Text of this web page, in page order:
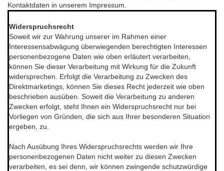
Kontaktdaten in unserem Impressum.
Widerspruchsrecht
Soweit wir zur Wahrung unserer im Rahmen einer
Interessensabwägung überwiegenden berechtigten Interessen
personenbezogene Daten wie oben erläutert verarbeiten,
können Sie dieser Verarbeitung mit Wirkung für die Zukunft
widersprechen. Erfolgt die Verarbeitung zu Zwecken des
Direktmarketings, können Sie dieses Recht jederzeit wie oben
beschrieben ausüben. Soweit die Verarbeitung zu anderen
Zwecken erfolgt, steht Ihnen ein Widerspruchsrecht nur bei
Vorliegen von Gründen, die sich aus Ihrer besonderen Situation
ergeben, zu.
Nach Ausübung Ihres Widerspruchsrechts werden wir Ihre
personenbezogenen Daten nicht weiter zu diesen Zwecken
verarbeiten, es sei denn, wir können zwingende schutzwürdige